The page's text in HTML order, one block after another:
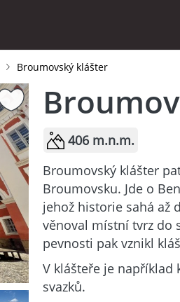
Broumovský klášter
406 m.n.m.
Broumovský klášter
Broumovsku. Jde o
jehož historie sahá až
věnoval místní tvrz do
pevnosti pak vznikl
V klášteře je například
svazků.